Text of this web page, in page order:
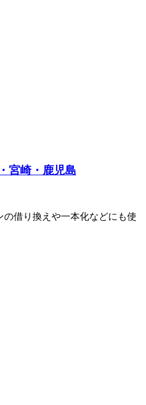
宮崎・鹿児島
借り換えや一本化などにも使